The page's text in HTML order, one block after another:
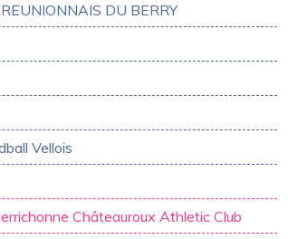
DU BERRY
Vellois
Châteauroux Athletic Club